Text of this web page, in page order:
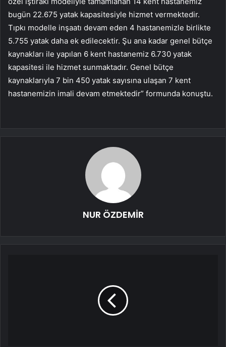
bugün 22.675 yatak kapasitesiyle hizmet vermektedir.
Tıpkı modelle inşaatı devam eden 4 hastanemizle birlikte
5.755 yatak daha ek edilecektir. Şu ana kadar genel bütçe
kaynakları ile yapılan 6 kent hastanemiz 6.730 yatak
kapasitesi ile hizmet sunmaktadır. Genel bütçe
kaynaklarıyla 7 bin 450 yatak sayısına ulaşan 7 kent
hastanemizin imali devam etmektedir” formunda konuştu.
NUR ÖZDEMİR